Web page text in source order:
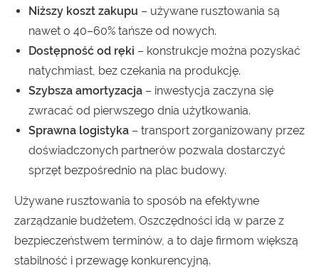
Niższy koszt zakupu – używane rusztowania są
nawet o 40–60% tańsze od nowych.
Dostępność od ręki – konstrukcje można pozyskać
natychmiast, bez czekania na produkcję.
Szybsza amortyzacja – inwestycja zaczyna się
zwracać od pierwszego dnia użytkowania.
Sprawna logistyka – transport zorganizowany przez
doświadczonych partnerów pozwala dostarczyć
sprzęt bezpośrednio na plac budowy.
Używane rusztowania to sposób na efektywne
zarządzanie budżetem. Oszczędności idą w parze z
bezpieczeństwem terminów, a to daje firmom większą
stabilność i przewagę konkurencyjną.